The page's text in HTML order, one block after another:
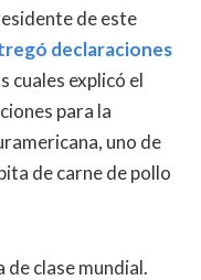
de este
declaraciones
cuales explicó el
para la
uno de
de carne de pollo
de clase mundial.